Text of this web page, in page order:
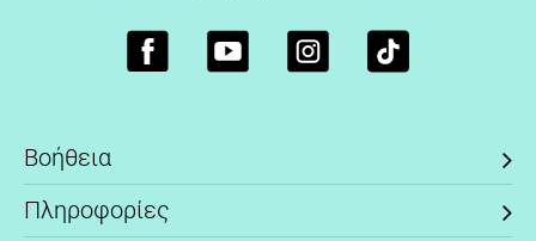
Βοήθεια
Πληροφορίες